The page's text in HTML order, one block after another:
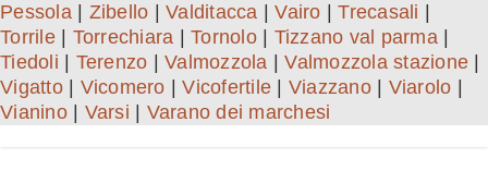
Pessola| Zibello Valditacca |Vairo |Trecasali
Torrile| Torrechiara Tornolo| Tizzano val parma|
Tiedoli
Terenzo Valmozzola |Valmozzola stazione
Vigatto| Vicomero |Vicofertile Viazzano| Viarolo
Vianino| Varsi Varano dei marchesi